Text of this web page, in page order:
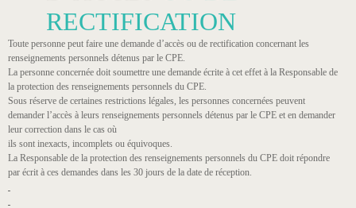
RECTIFICATION
Toute personne peut faire une demande d’accès ou de rectification concernant les
renseignements personnels détenus par le CPE.
La personne concernée doit soumettre une demande écrite à cet effet à la Responsable de
la protection des renseignements personnels du CPE.
Sous réserve de certaines restrictions légales, les personnes concernées peuvent
demander l’accès à leurs renseignements personnels détenus par le CPE et en demander
leur correction dans le cas où
ils sont inexacts, incomplets ou équivoques.
La Responsable de la protection des renseignements personnels du CPE doit répondre
par écrit à ces demandes dans les 30 jours de la date de réception.